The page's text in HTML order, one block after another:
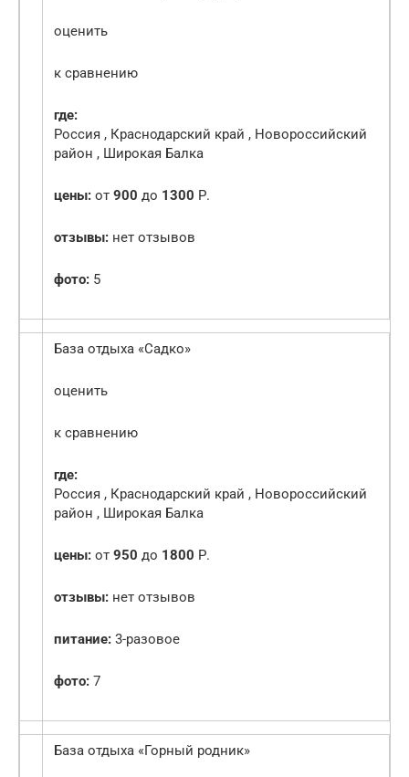
оценить
к сравнению
где:
Россия , Краснодарский край , Новороссийский
район , Широкая Балка
цены: от 900 до 1300 Р.
отзывы: нет отзывов
фото: 5
База отдыха «Садко»
оценить
к сравнению
где:
Россия , Краснодарский край , Новороссийский
район , Широкая Балка
цены: от 950 до 1800 Р.
отзывы: нет отзывов
питание: 3-разовое
фото: 7
База отдыха «Горный родник»